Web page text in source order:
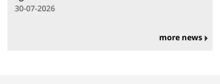
30-07-2026
more news